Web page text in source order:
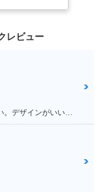
レビュー
満足ポイント:とにかく速い。ギヤの入りがいい。デザインがいい！！